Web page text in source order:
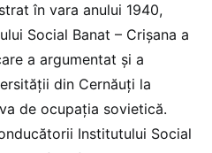
în vara anului 1940,
Social Banat – Crişana a
a argumentat şi a
din Cernăuţi la
de ocupaţia sovietică.
Institutului Social